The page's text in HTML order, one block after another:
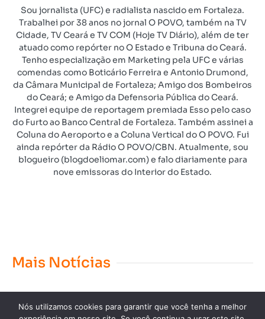
Sou jornalista (UFC) e radialista nascido em Fortaleza.
Trabalhei por 38 anos no jornal O POVO, também na TV
Cidade, TV Ceará e TV COM (Hoje TV Diário), além de ter
atuado como repórter no O Estado e Tribuna do Ceará.
Tenho especialização em Marketing pela UFC e várias
comendas como Boticário Ferreira e Antonio Drumond,
da Câmara Municipal de Fortaleza; Amigo dos Bombeiros
do Ceará; e Amigo da Defensoria Pública do Ceará.
Integrei equipe de reportagem premiada Esso pelo caso
do Furto ao Banco Central de Fortaleza. Também assinei a
Coluna do Aeroporto e a Coluna Vertical do O POVO. Fui
ainda repórter da Rádio O POVO/CBN. Atualmente, sou
blogueiro (blogdoeliomar.com) e falo diariamente para
nove emissoras do Interior do Estado.
Mais Notícias
Nós utilizamos cookies para garantir que você tenha a melhor